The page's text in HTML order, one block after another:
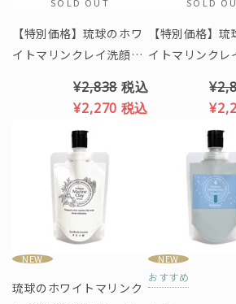
【特別価格】琉球のホワ
イトマリンクレイ洗顔石
り）※クリスマス限定パ
¥2,838 税込
¥2,270税込
【特別価格】
イトマリンクレ
の香り）※クリ
定パッケージ
NEW
琉球のホワイトマリンク
NEW
おすすめ